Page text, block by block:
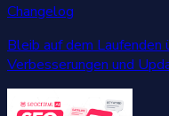
Changelog
Bleib auf dem Laufenden
Verbesserungen und